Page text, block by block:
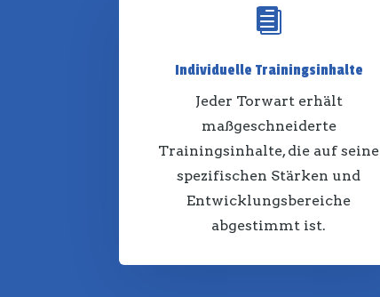

Individuelle Trainingsinhalte
Jeder Torwart erhält
maßgeschneiderte
Trainingsinhalte, die auf seine
spezifischen Stärken und
Entwicklungsbereiche
abgestimmt ist.